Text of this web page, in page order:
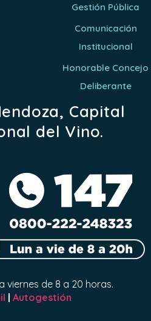
Gestión Pública
Comunicación
Institucional
Honorable Concejo
Deliberante
Capital
del Vino.
viernes de 8 a 20 horas.
| Autogestión